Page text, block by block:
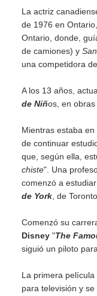
La actriz
de 1976 en
Ontario, donde,
de camiones) y
una competidora
A los 13 años,
de Niños, en obras
Mientras estaba en
de continuar
que, según ella,
chiste". Una
comenzó a
de York , de
Comenzó su
Disney "The
siguió un piloto para
La primera película
para televisión y